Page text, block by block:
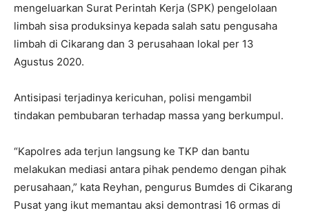
mengeluarkan Surat Perintah Kerja (SPK) pengelolaan
limbah sisa produksinya kepada salah satu pengusaha
limbah di Cikarang dan 3 perusahaan lokal per 13
Agustus 2020.
Antisipasi terjadinya kericuhan, polisi mengambil
tindakan pembubaran terhadap massa yang berkumpul.
“Kapolres ada terjun langsung ke TKP dan bantu
melakukan mediasi antara pihak pendemo dengan pihak
perusahaan,” kata Reyhan, pengurus Bumdes di Cikarang
Pusat yang ikut memantau aksi demontrasi 16 ormas di